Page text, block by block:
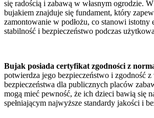
się radością i zabawą w własnym ogrodzie.
bujakiem znajduje się fundament, który
zamontowanie w podłożu, co stanowi istotny
stabilność i bezpieczeństwo podczas
Bujak posiada certyfikat zgodności z
potwierdza jego bezpieczeństwo i zgodność
bezpieczeństwa dla publicznych placów
mogą mieć pewność, że ich dzieci bawią się
spełniającym najwyższe standardy jakości i